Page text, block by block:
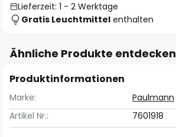
Lieferzeit: 1 - 2 Werktage
Gratis Leuchtmittel enthalten
Ähnliche Produkte entdecken
Produktinformationen
Marke:
Paulmann
Artikel Nr.:
7601918